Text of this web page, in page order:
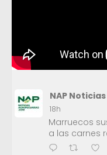
NAP
18h
Marruecos
a las carnes